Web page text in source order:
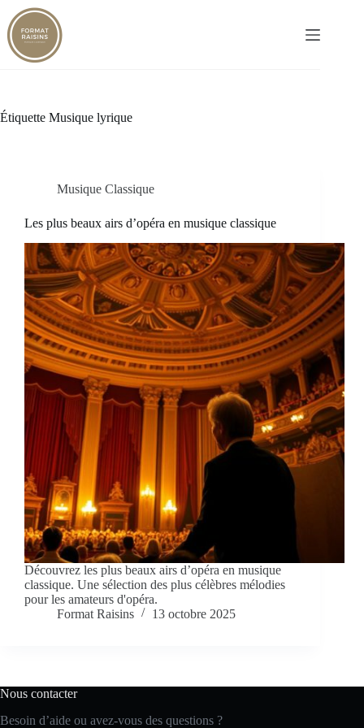
Passer
au
contenu
Étiquette Musique lyrique
Musique Classique
Les plus beaux airs d’opéra en musique classique
Découvrez les plus beaux airs d’opéra en musique
classique. Une sélection des plus célèbres mélodies
pour les amateurs d'opéra.
Format Raisins
13 octobre 2025
Nous contacter
Besoin d’aide ou avez-vous des questions ?